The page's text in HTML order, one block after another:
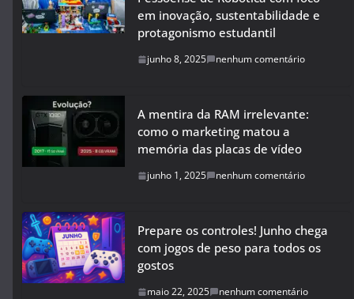
em inovação, sustentabilidade e
protagonismo estudantil
junho 8, 2025 nenhum comentário
A mentira da RAM irrelevante:
como o marketing matou a
memória das placas de vídeo
junho 1, 2025 nenhum comentário
Prepare os controles! Junho chega
com jogos de peso para todos os
gostos
maio 22, 2025 nenhum comentário